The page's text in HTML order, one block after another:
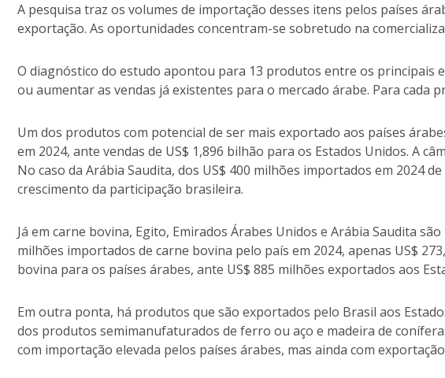
A pesquisa traz os volumes de importação desses itens pelos países
exportação. As oportunidades concentram-se sobretudo na
O diagnóstico do estudo apontou para 13 produtos entre os principais
ou aumentar as vendas já existentes para o mercado árabe. Para
Um dos produtos com potencial de ser mais exportado aos países
em 2024, ante vendas de US$ 1,896 bilhão para os Estados Unidos. A
No caso da Arábia Saudita, dos US$ 400 milhões importados em 2024
crescimento da participação brasileira.
Já em carne bovina, Egito, Emirados Árabes Unidos e Arábia Saudita
milhões importados de carne bovina pelo país em 2024, apenas US$
bovina para os países árabes, ante US$ 885 milhões exportados aos
Em outra ponta, há produtos que são exportados pelo Brasil aos
dos produtos semimanufaturados de ferro ou aço e madeira de
com importação elevada pelos países árabes, mas ainda com